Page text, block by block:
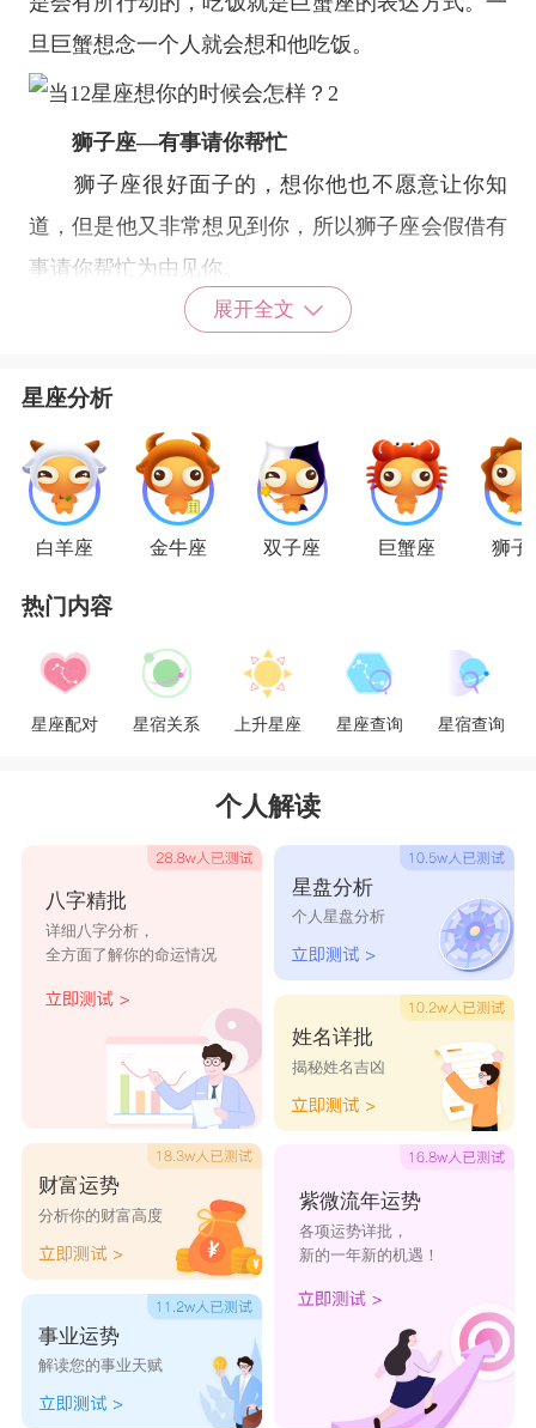
旦巨蟹想念一个人就会想和他吃饭。
狮子座—有事请你帮忙
狮子座很好面子的，想你他也不愿意让你知
道，但是他又非常想见到你，所以狮子座会假借有
事请你帮忙为由见你。
—找事做转移注意力
近他，而是想办法转移注意力，忘记这种想念。所
以让处女座会让自己变得很忙。
天秤座—发信息
天秤座想念一个人就会采用发信息的方
式，“我想你了，你在干嘛?”简单直白，在这件事
情上矛盾的天秤座难得不犹豫。
—找你茬
天蝎座
想你的情绪无处释放，再想到自己备受
煎熬而你什么感觉都没有，心里不平衡就发挥起腹
—制造惊喜给你
想你就想怎么让你快乐，给你寄去一束花，一
个蛋糕，或者半夜唱歌给你听，总是喜不喜欢是你
的事，制造惊喜是
的事。
—工作更加努力
摩羯座不善表露心生的天性，使得即使想的是
你，你也不会知道。通常只能看到他们比平时更努
力工作的背影。
水瓶座—找你聊天
水瓶座
很难得会去想念一个人，如果他想你的
话，就会主动找你聊天，就算没话题也要硬聊，只
是想和你多说说话。
双鱼座—没事就在你面前晃悠
双鱼座
想你又不好意思告诉你，有事没事就在
展开全文
星座分析
白羊座 金牛座 双子座 巨蟹座 狮子
热门内容
星座配对 星宿关系 上升星座 星座查询 星宿查询
个人解读
八字精批
详细八字分析，
全方面了解你的命运情况
财富运势
分析你的财富高度
事业运势
解读您的事业天赋
星盘分析
个人星盘分析
姓名详批
揭秘姓名吉凶
紫微流年运势
各项运势详批，
新的一年新的机遇！